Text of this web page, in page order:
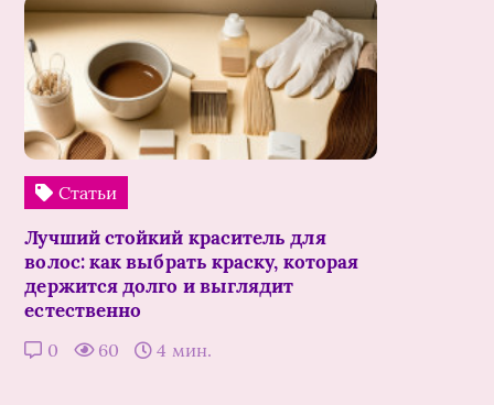
Статьи
Лучший стойкий краситель для
волос: как выбрать краску, которая
держится долго и выглядит
естественно
0 60 4 мин.